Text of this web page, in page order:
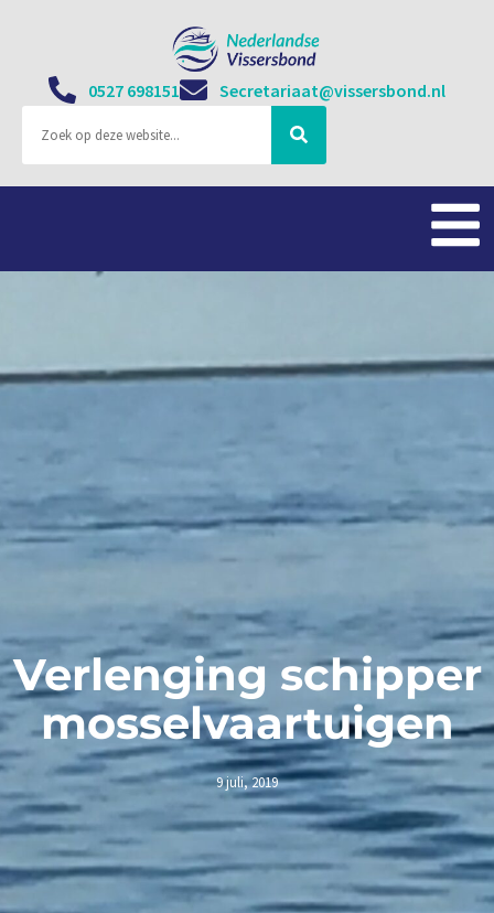
0527 698151 Secretariaat@vissersbond.nl
Verlenging schipper
mosselvaartuigen
9 juli, 2019